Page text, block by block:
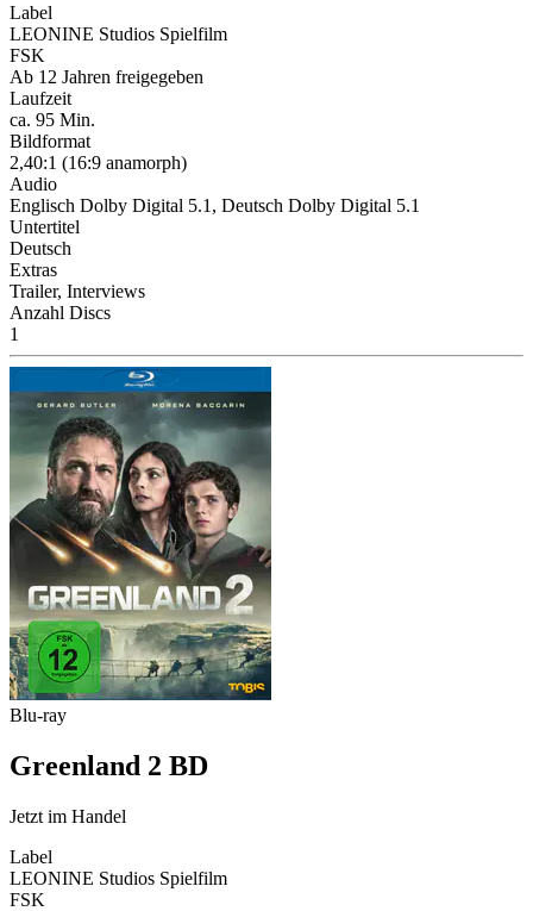
Label
LEONINE Studios Spielfilm
FSK
Ab 12 Jahren freigegeben
Laufzeit
ca. 95 Min.
Bildformat
2,40:1 (16:9 anamorph)
Audio
Englisch Dolby Digital 5.1, Deutsch Dolby Digital 5.1
Untertitel
Deutsch
Extras
Trailer, Interviews
Anzahl Discs
1
Blu-ray
Greenland 2 BD
Jetzt im Handel
Label
LEONINE Studios Spielfilm
FSK